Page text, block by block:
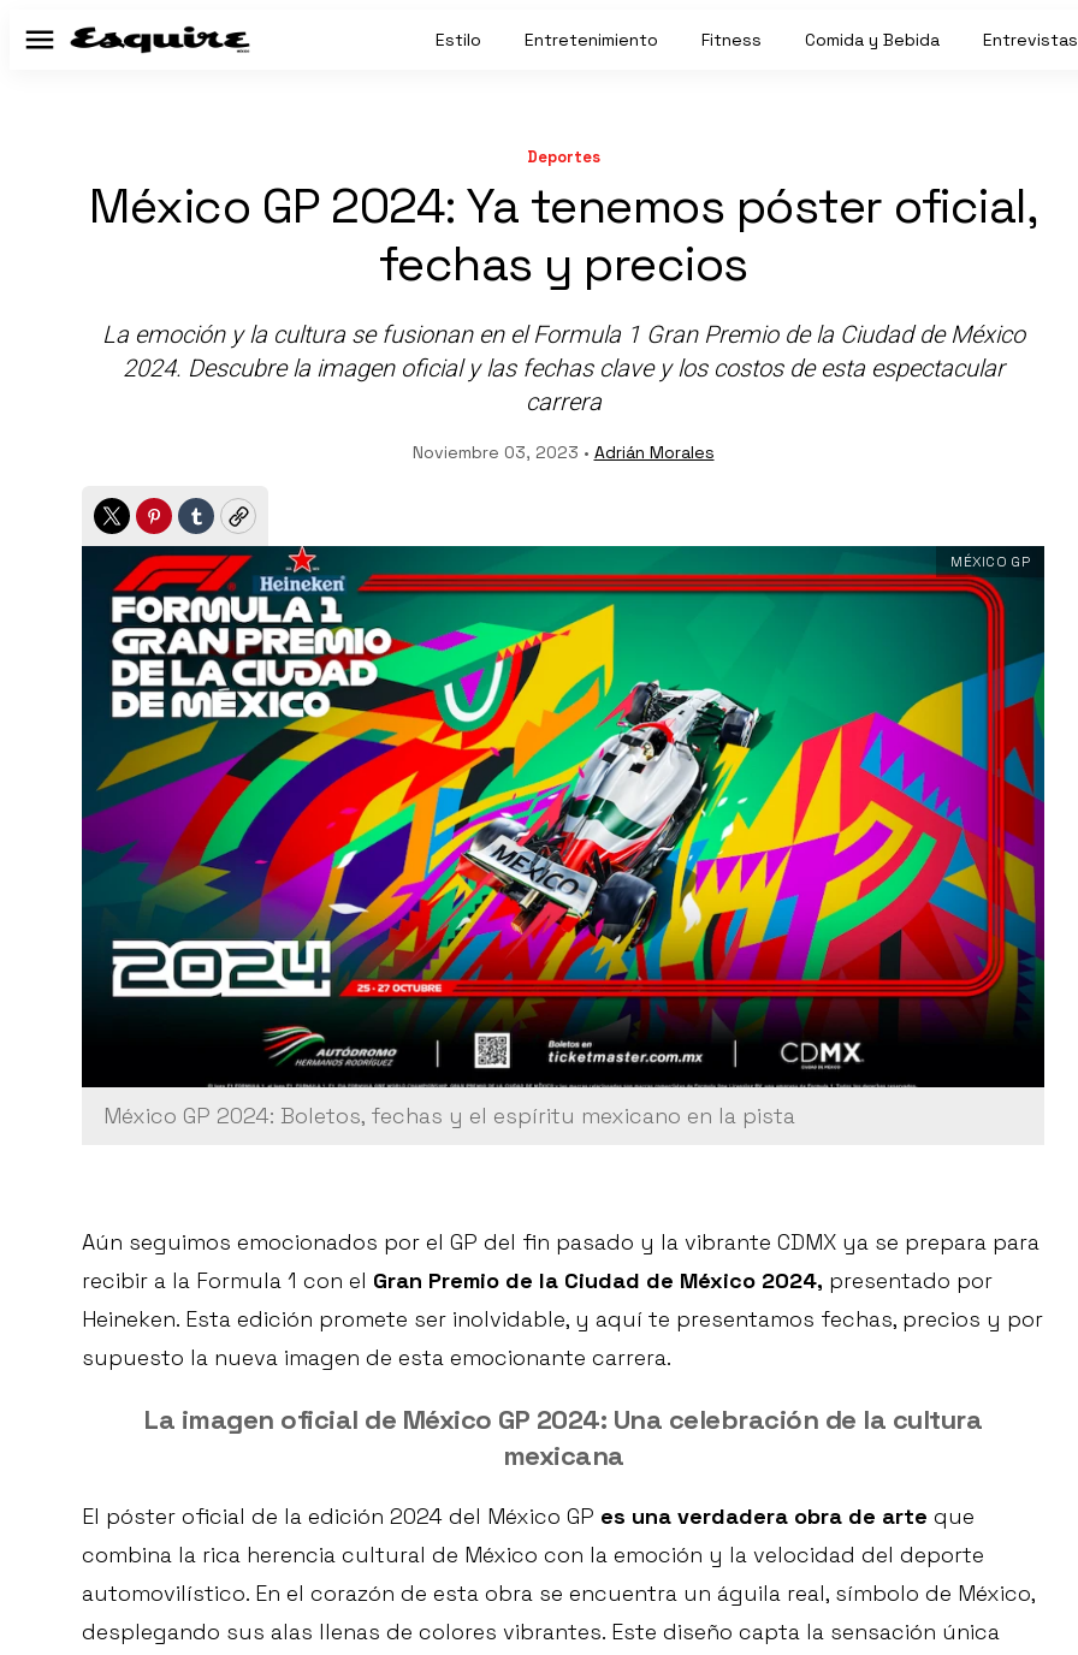
Menú Estilo Entretenimiento Fitness Comida y Bebida Entrevistas
Deportes
México GP 2024: Ya tenemos póster oficial,
fechas y precios
La emoción y la cultura se fusionan en el Formula 1 Gran Premio de la Ciudad de México
2024. Descubre la imagen oficial y las fechas clave y los costos de esta espectacular
carrera
Noviembre 03, 2023 • Adrián Morales
TwitterPinterest
TumblrCopy
México GP 2024: Boletos, fechas y el espíritu mexicano en la pista
MÉXICO GP
Aún seguimos emocionados por el GP del fin pasado y la vibrante CDMX ya se prepara para
recibir a la Formula 1 con el Gran Premio de la Ciudad de México 2024, presentado por
Heineken. Esta edición promete ser inolvidable, y aquí te presentamos fechas, precios y por
supuesto la nueva imagen de esta emocionante carrera.
La imagen oficial de México GP 2024: Una celebración de la cultura
mexicana
El póster oficial de la edición 2024 del México GP es una verdadera obra de arte que
combina la rica herencia cultural de México con la emoción y la velocidad del deporte
automovilístico. En el corazón de esta obra se encuentra un águila real, símbolo de México,
desplegando sus alas llenas de colores vibrantes. Este diseño capta la sensación única